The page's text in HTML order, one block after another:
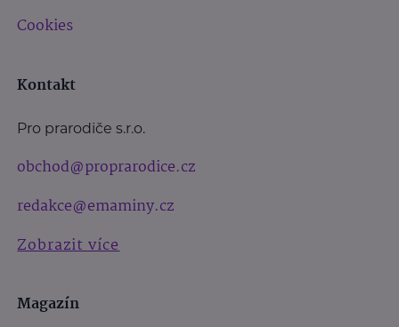
Cookies
Kontakt
Pro prarodiče s.r.o.
obchod@proprarodice.cz
redakce@emaminy.cz
Zobrazit více
Magazín